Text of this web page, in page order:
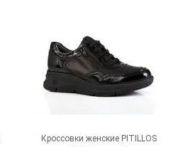
Кроссовки женские PITILLOS